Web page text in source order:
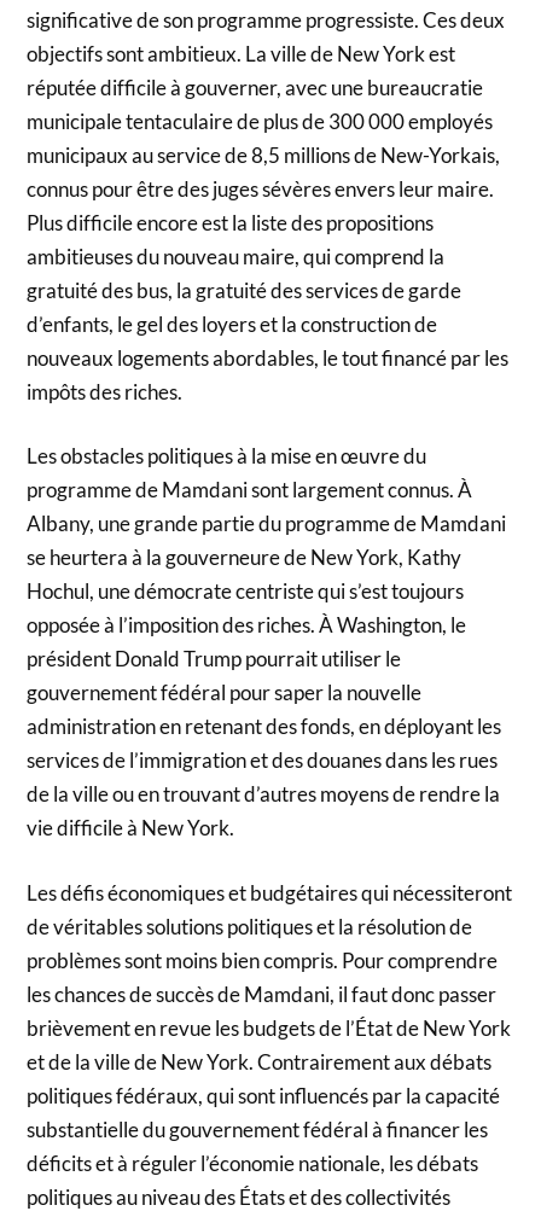
significative de son programme progressiste. Ces deux
objectifs sont ambitieux. La ville de New York est
réputée difficile à gouverner, avec une bureaucratie
municipale tentaculaire de plus de 300 000 employés
municipaux au service de 8,5 millions de New-Yorkais,
connus pour être des juges sévères envers leur maire.
Plus difficile encore est la liste des propositions
ambitieuses du nouveau maire, qui comprend la
gratuité des bus, la gratuité des services de garde
d’enfants, le gel des loyers et la construction de
nouveaux logements abordables, le tout financé par les
impôts des riches.
Les obstacles politiques à la mise en œuvre du
programme de Mamdani sont largement connus. À
Albany, une grande partie du programme de Mamdani
se heurtera à la gouverneure de New York, Kathy
Hochul, une démocrate centriste qui s’est toujours
opposée à l’imposition des riches. À Washington, le
président Donald Trump pourrait utiliser le
gouvernement fédéral pour saper la nouvelle
administration en retenant des fonds, en déployant les
services de l’immigration et des douanes dans les rues
de la ville ou en trouvant d’autres moyens de rendre la
vie difficile à New York.
Les défis économiques et budgétaires qui nécessiteront
de véritables solutions politiques et la résolution de
problèmes sont moins bien compris. Pour comprendre
les chances de succès de Mamdani, il faut donc passer
brièvement en revue les budgets de l’État de New York
et de la ville de New York. Contrairement aux débats
politiques fédéraux, qui sont influencés par la capacité
substantielle du gouvernement fédéral à financer les
déficits et à réguler l’économie nationale, les débats
politiques au niveau des États et des collectivités